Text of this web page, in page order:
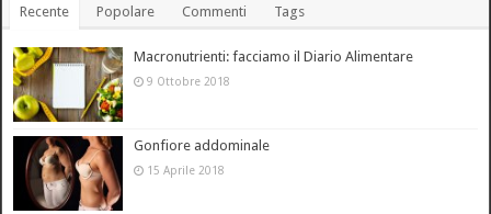
Recente Popolare Commenti Tags
Macronutrienti: facciamo il Diario Alimentare
9 Ottobre 2018
Gonfiore addominale
15 Aprile 2018